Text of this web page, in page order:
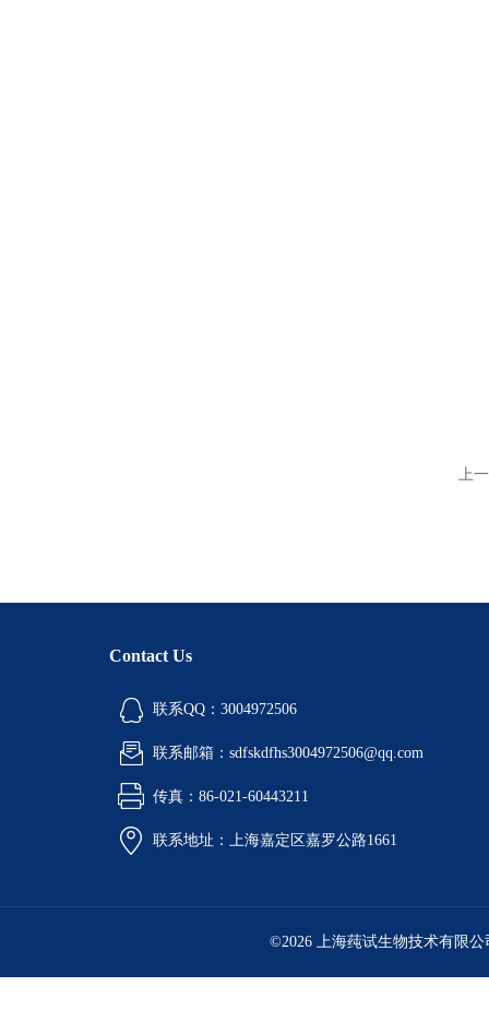
上
Contact Us
联系QQ：3004972506
联系邮箱：sdfskdfhs3004972506@qq.com
传真：86-021-60443211
联系地址：上海嘉定区嘉罗公路1661
©2026 上海莼试生物技术有限